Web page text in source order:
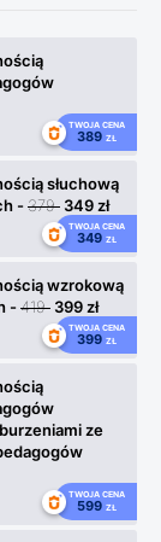
TWOJA CENA
389 ZŁ
słuchową
-379 349 zł
TWOJA CENA
349 ZŁ
wzrokową
-419 399 zł
TWOJA CENA
399 ZŁ
ze
TWOJA CENA
599 ZŁ